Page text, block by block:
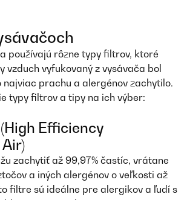
používajú rôzne typy filtrov, ktoré
vzduch vyfukovaný z vysávača bol
najviac prachu a alergénov zachytilo.
typy filtrov a tipy na ich výber:
Efficiency
zachytiť až 99,97% častíc, vrátane
a iných alergénov o veľkosti až
filtre sú ideálne pre alergikov a ľudí s